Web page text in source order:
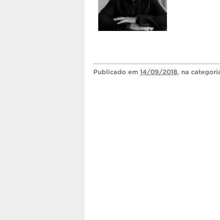
Publicado em 14/09/2018, na